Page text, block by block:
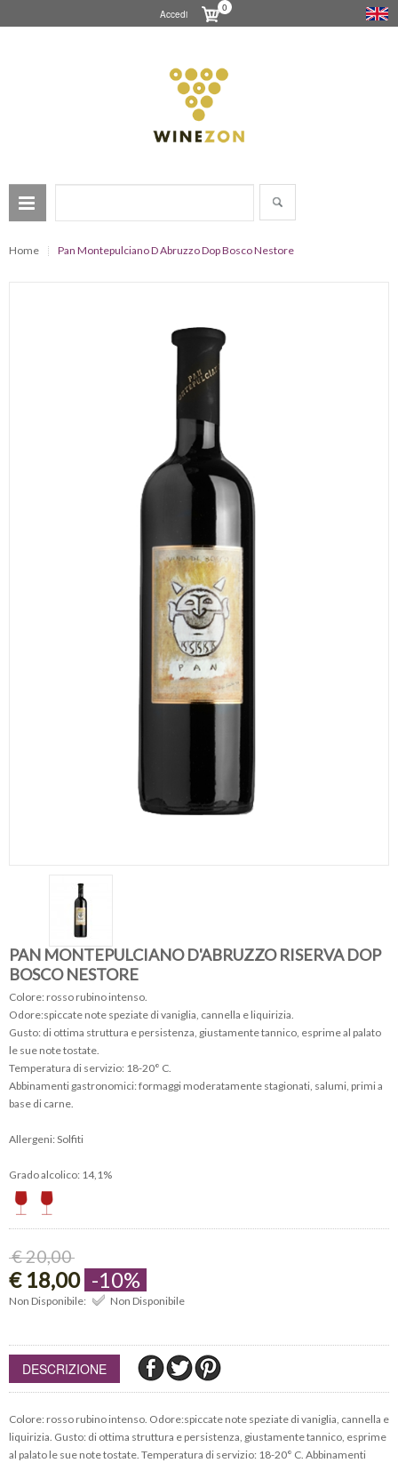
Accedi
0
Home Pan Montepulciano D Abruzzo Dop Bosco Nestore
PAN MONTEPULCIANO D'ABRUZZO RISERVA DOP
BOSCO NESTORE
Colore: rosso rubino intenso.
Odore:spiccate note speziate di vaniglia, cannella e liquirizia.
Gusto: di ottima struttura e persistenza, giustamente tannico, esprime al palato
le sue note tostate.
Temperatura di servizio: 18-20° C.
Abbinamenti gastronomici: formaggi moderatamente stagionati, salumi, primi a
base di carne.
Allergeni: Solfiti
Grado alcolico: 14,1%
€ 20,00
€ 18,00 -10%
Non Disponibile: Non Disponibile
DESCRIZIONE
Colore: rosso rubino intenso. Odore:spiccate note speziate di vaniglia, cannella e
liquirizia. Gusto: di ottima struttura e persistenza, giustamente tannico, esprime
al palato le sue note tostate. Temperatura di servizio: 18-20° C. Abbinamenti